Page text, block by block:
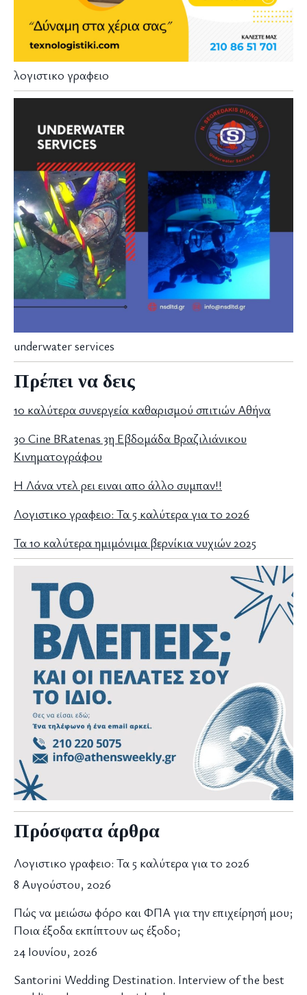
λογιστικο γραφειο
underwater services
Πρέπει να δεις
10 καλύτερα συνεργεία καθαρισμού σπιτιών Αθήνα
3ο Cine BRatenas 3η Εβδομάδα Βραζιλιάνικου
Κινηματογράφου
Η Λάνα ντελ ρει ειναι απο άλλο συμπαν!!
Λογιστικο γραφειο: Τα 5 καλύτερα για το 2026
Τα 10 καλύτερα ημιμόνιμα βερνίκια νυχιών 2025
Πρόσφατα άρθρα
Λογιστικο γραφειο: Τα 5 καλύτερα για το 2026
8 Αυγούστου, 2026
Πώς να μειώσω φόρο και ΦΠΑ για την επιχείρησή μου;
Ποια έξοδα εκπίπτουν ως έξοδο;
24 Ιουνίου, 2026
Santorini Wedding Destination. Interview of the best